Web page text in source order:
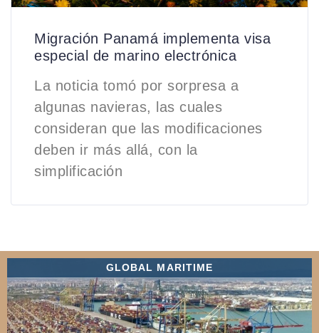
Migración Panamá implementa visa
especial de marino electrónica
La noticia tomó por sorpresa a
algunas navieras, las cuales
consideran que las modificaciones
deben ir más allá, con la
simplificación
GLOBAL MARITIME